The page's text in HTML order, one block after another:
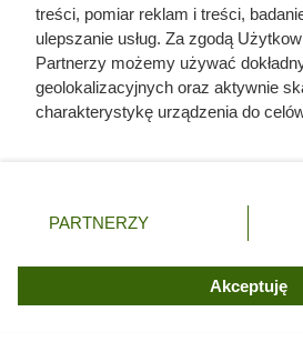
treści, pomiar reklam i treści,
ulepszanie usług. Za zgodą
Partnerzy możemy używać
geolokalizacyjnych oraz aktywnie
charakterystykę urządzenia do
zmienić/wycofać klikając przycisk
znajdujący się w lewym dolnym
użytkownika, ale masz prawo
przetwarzaniu. Preferencje będą
PARTNERZY
Akceptuję